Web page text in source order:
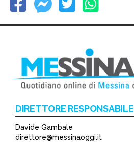
DIRETTORE RESPONSABILE
Davide Gambale
direttore@messinaoggi.it